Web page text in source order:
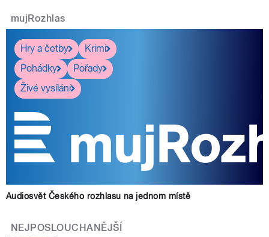
mujRozhlas
Hry a četby
Krimi
Pohádky
Pořady
Živé vysílání
Audiosvět Českého rozhlasu na jednom místě
NEJPOSLOUCHANĚJŠÍ